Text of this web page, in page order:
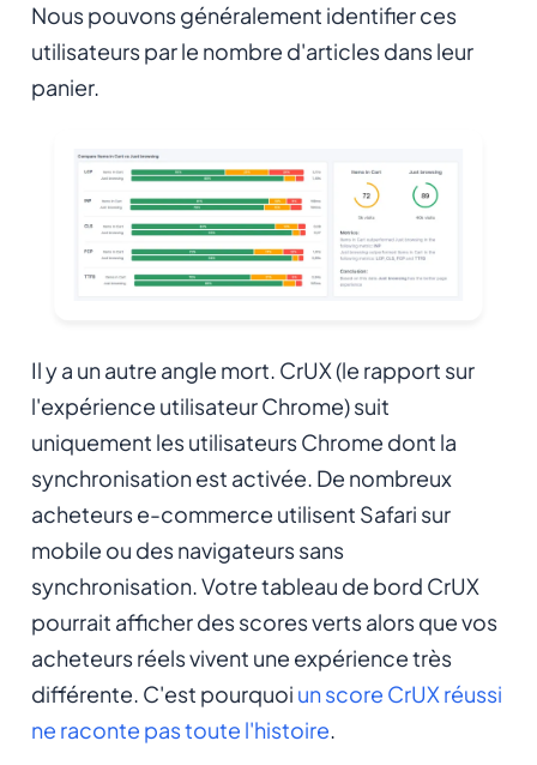
Nous pouvons généralement identifier ces
utilisateurs par le nombre d'articles dans leur
panier.
Il y a un autre angle mort. CrUX (le rapport sur
l'expérience utilisateur Chrome) suit
uniquement les utilisateurs Chrome dont la
synchronisation est activée. De nombreux
acheteurs e-commerce utilisent Safari sur
mobile ou des navigateurs sans
synchronisation. Votre tableau de bord CrUX
pourrait afficher des scores verts alors que vos
acheteurs réels vivent une expérience très
différente. C'est pourquoi un score CrUX réussi
ne raconte pas toute l'histoire.